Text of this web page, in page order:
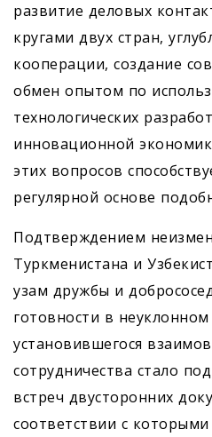
развитие деловых
кругами двух стран,
кооперации, создание
обмен опытом по
технологических
инновационной
этих вопросов
регулярной основе
Подтверждением
Туркменистана и
узам дружбы и
готовности в
установившегося
сотрудничества стало
встреч двусторонних
соответствии с